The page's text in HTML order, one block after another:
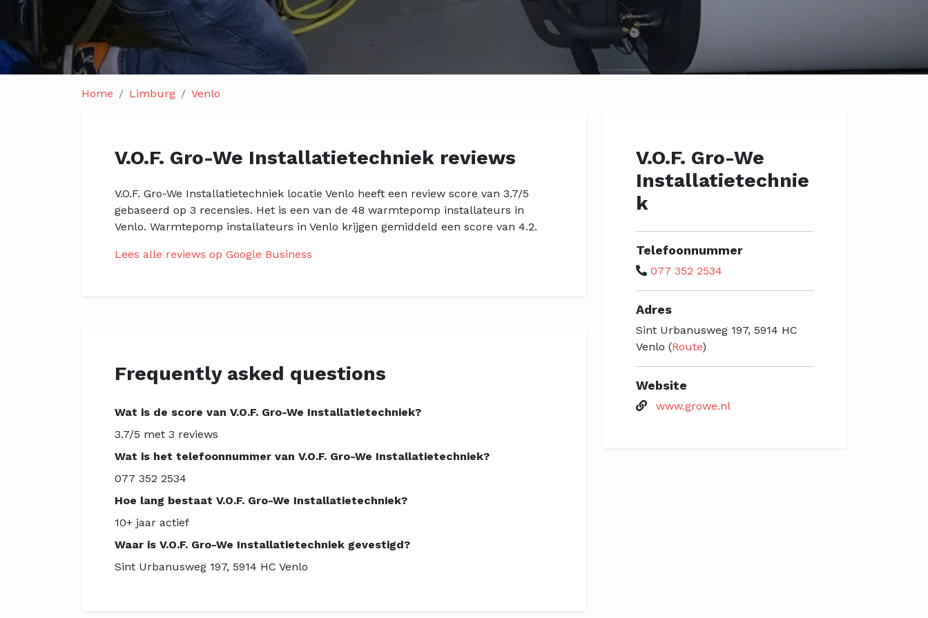
Home Limburg Venlo
V.O.F. Gro-We Installatietechniek reviews
V.O.F. Gro-We Installatietechniek locatie Venlo heeft een review score van 3.7/5
gebaseerd op 3 recensies. Het is een van de 48 warmtepomp installateurs in
Venlo. Warmtepomp installateurs in Venlo krijgen gemiddeld een score van 4.2.
Lees alle reviews op Google Business
Frequently asked questions
Wat is de score van V.O.F. Gro-We Installatietechniek?
3.7/5 met 3 reviews
Wat is het telefoonnummer van V.O.F. Gro-We Installatietechniek?
077 352 2534
Hoe lang bestaat V.O.F. Gro-We Installatietechniek?
10+ jaar actief
Waar is V.O.F. Gro-We Installatietechniek gevestigd?
Sint Urbanusweg 197, 5914 HC Venlo
V.O.F. Gro-We
Installatietechnie
k
Telefoonnummer
077 352 2534
Adres
Sint Urbanusweg 197, 5914 HC
Venlo (Route)
Website
www.growe.nl